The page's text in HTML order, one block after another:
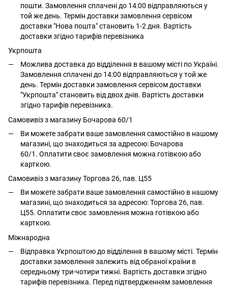
пошти. Замовлення сплачені до 14:00 відправляються у
той же день. Термін доставки замовлення сервісом
доставки "Нова пошта" становить 1-2 дня. Вартість
доставки згідно тарифів перевізника
Укрпошта
Можлива доставка до відділення в вашому місті по Україні.
Замовлення сплачені до 14:00 відправляються у той же
день. Термін доставки замовлення сервісом доставки
"Укрпошта" становить від двох днів. Вартість доставки
згідно тарифів перевізника.
Самовивіз з магазину Бочарова 60/1
Ви можете забрати ваше замовлення самостійно в нашому
магазині, що знаходиться за адресою: Бочарова
60/1. Оплатити своє замовлення можна готівкою або
карткою.
Самовивіз з магазину Торгова 26, пав. Ц55
Ви можете забрати ваше замовлення самостійно в нашому
магазині, що знаходиться за адресою: Торгова 26, пав.
Ц55. Оплатити своє замовлення можна готівкою або
карткою.
Міжнародна
Відправка Укрпоштою до відділення в вашому місті. Термін
доставки замовлення залежить від обраної країни в
середньому три-чотири тижні. Вартість доставки згідно
тарифів перевізника. Перед підтвердженням замовлення